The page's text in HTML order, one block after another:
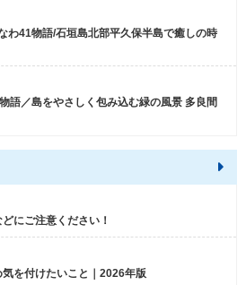
わ41物語/石垣島北部平久保半島で癒しの時
語／島をやさしく包み込む緑の風景 多良間
にご注意ください！
を付けたいこと｜2026年版